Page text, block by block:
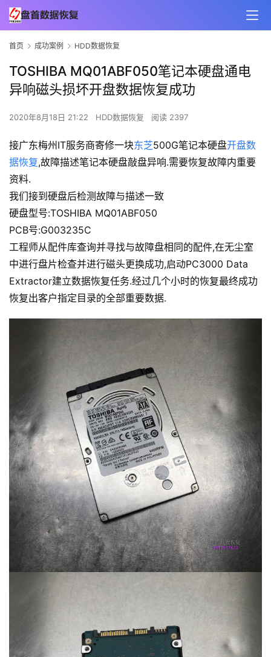
首页 成功案例 HDD数据恢复
TOSHIBA MQ01ABF050笔记本硬盘通电
异响磁头损坏开盘数据恢复成功
2020年8月18日 21:22 HDD数据恢复 阅读 2397
接广东梅州IT服务商寄修一块东芝500G笔记本硬盘开盘数
据恢复,故障描述笔记本硬盘敲盘异响.需要恢复故障内重要
资料.
我们接到硬盘后检测故障与描述一致
硬盘型号:TOSHIBA MQ01ABF050
PCB号:G003235C
工程师从配件库查询并寻找与故障盘相同的配件,在无尘室
中进行盘片检查并进行磁头更换成功,启动PC3000 Data
Extractor建立数据恢复任务.经过几个小时的恢复最终成功
恢复出客户指定目录的全部重要数据.